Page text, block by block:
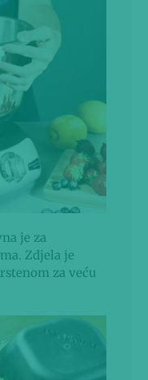
je za
Zdjela je
za veću